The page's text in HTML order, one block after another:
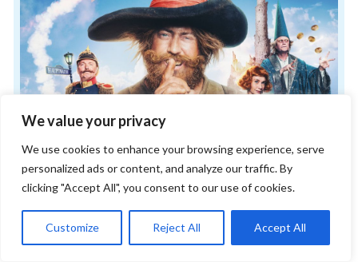
We value your privacy
We use cookies to enhance your browsing experience, serve
personalized ads or content, and analyze our traffic. By
clicking "Accept All", you consent to our use of cookies.
Customize Reject All Accept All